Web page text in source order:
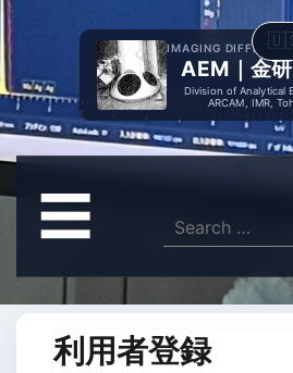
IMAGING
AEM｜金
Division of Analytical
ARCAM, IMR,
☰
ー
Search
for:
利用者登録